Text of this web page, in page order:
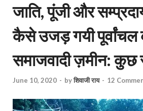
जाति, पूंजी और
कैसे उजड़ गयी पूर्वांचल
समाजवादी ज़मीन:
June 10, 2020 - byशिवाजी राय - 12